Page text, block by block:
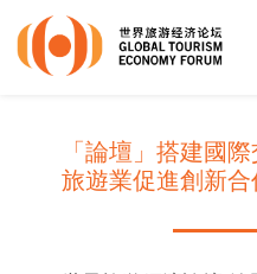
「論壇」搭建國
旅遊業促進創新